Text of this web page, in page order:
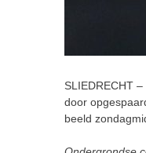
SLIEDRECHT
door
beeld